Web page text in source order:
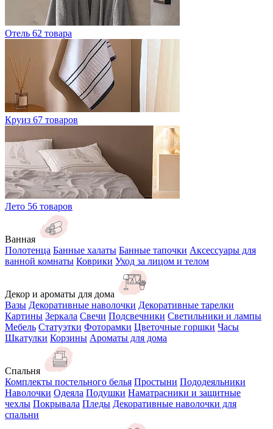
Отель 62 товара
Круиз 67 товаров
Лето 56 товаров
Ванная
Полотенца Банные халаты Банные тапочки Аксессуары для
ванной комнаты Коврики Уход за лицом и телом
Декор и ароматы для дома
Вазы Декоративные наволочки Декоративные тарелки
Картины Зеркала Свечи Подсвечники Светильники и лампы
Мебель Статуэтки Фоторамки Цветочные горшки Часы
Шкатулки Корзины Ароматы для дома
Спальня
Комплекты постельного белья Простыни Пододеяльники
Наволочки Одеяла Подушки Наматрасники и защитные
чехлы Покрывала Пледы Декоративные наволочки для
спальни